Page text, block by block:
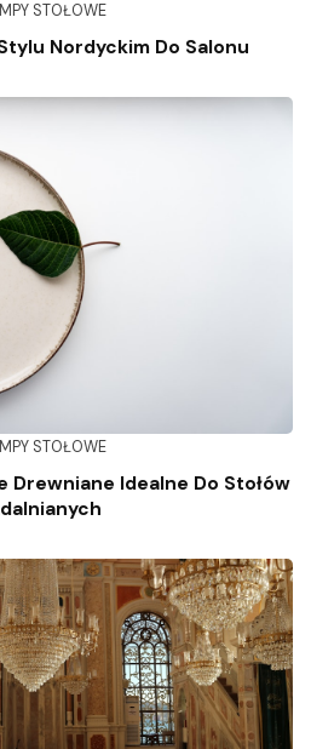
STOŁOWE
Nordyckim Do Salonu
STOŁOWE
Drewniane Idealne Do Stołów